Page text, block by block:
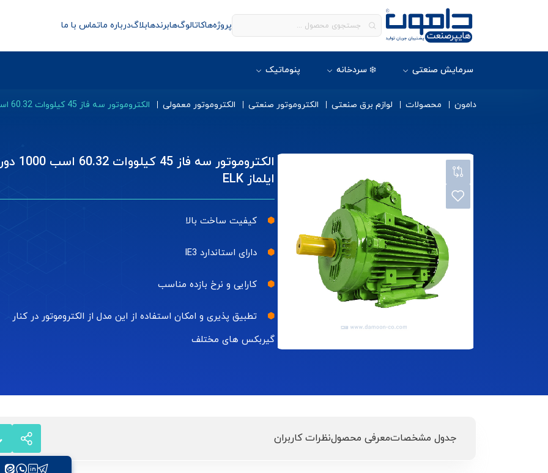
پروژه‌هاکاتالوگ‌هابرندهابلاگدرباره ماتماس با ما
سرمایش صنعتی ❄️ سردخانه پنوماتیک
دامون محصولات لوازم برق صنعتی الکتروموتور صنعتی الکتروموتور معمولی الکتروموتور سه فاز 45 کیلووات 60.32 اسب 1000 دور ایلماز ELK
الکتروموتور سه فاز 45 کیلووات 60.32 اسب 1000 دور
ایلماز ELK
کیفیت ساخت بالا
دارای استاندارد IE3
کارایی و نرخ بازده مناسب
تطبیق پذیری و امکان استفاده از این مدل از الکتروموتور در کنار
گیربکس های مختلف
جدول مشخصاتمعرفی محصولنظرات کاربران